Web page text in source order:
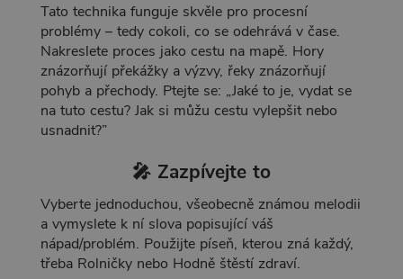
Tato technika funguje skvěle pro procesní
problémy – tedy cokoli, co se odehrává v čase.
Nakreslete proces jako cestu na mapě. Hory
znázorňují překážky a výzvy, řeky znázorňují
pohyb a přechody. Ptejte se: „Jaké to je, vydat se
na tuto cestu? Jak si můžu cestu vylepšit nebo
usnadnit?”
🎤 Zazpívejte to
Vyberte jednoduchou, všeobecně známou melodii
a vymyslete k ní slova popisující váš
nápad/problém. Použijte píseň, kterou zná každý,
třeba Rolničky nebo Hodně štěstí zdraví.